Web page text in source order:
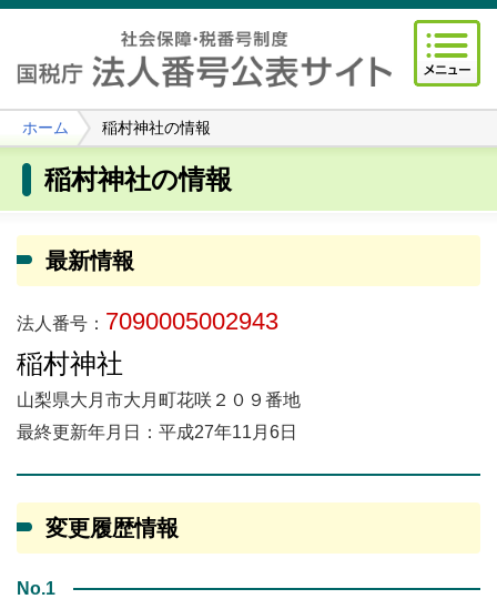
ホーム 稲村神社の情報
稲村神社の情報
最新情報
法人番号： 7090005002943
稲村神社
山梨県大月市大月町花咲２０９番地
最終更新年月日：平成27年11月6日
変更履歴情報
No.1